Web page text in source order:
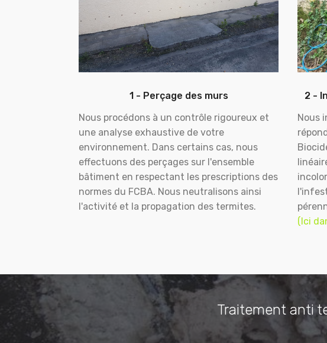
1 - Perçage des murs
Nous procédons à un contrôle rigoureux et
une analyse exhaustive de votre
environnement. Dans certains cas, nous
effectuons des perçages sur l'ensemble
bâtiment en respectant les prescriptions des
normes du FCBA. Nous neutralisons ainsi
l'activité et la propagation des termites.
2 -
Nous
(Ici
Traitement anti